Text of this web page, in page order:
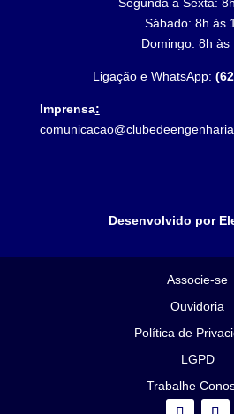
Segunda a Sexta:
Sábado: 8h às
Domingo: 8h às
Ligação e WhatsApp:
Imprensa:
Desenvolvido por
Associe-se
Ouvidoria
Política de
LGPD
Trabalhe